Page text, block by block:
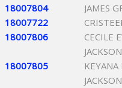
18007804
JAMES
18007722
18007806
CECILE
JACKSON
18007805
KEYANA
JACKSON